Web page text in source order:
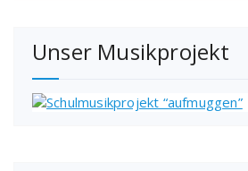
Unser Musikprojekt